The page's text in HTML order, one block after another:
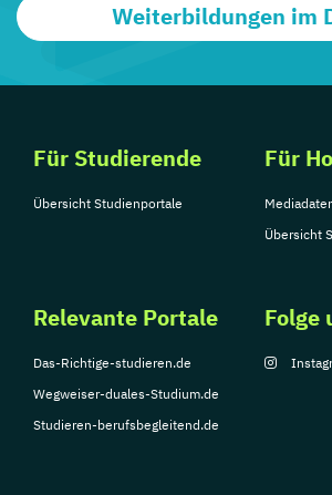
Weiterbildungen im
Für Studierende
Übersicht Studienportale
Für
Übersicht
Relevante Portale
Das-Richtige-studieren.de
Wegweiser-duales-Studium.de
Studieren-berufsbegleitend.de
Folge